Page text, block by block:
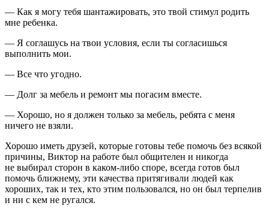
— Как я могу тебя шантажировать, это твой стимул родить
мне ребенка.
— Я соглашусь на твои условия, если ты согласишься
выполнить мои.
— Все что угодно.
— Долг за мебель и ремонт мы погасим вместе.
— Хорошо, но я должен только за мебель, ребята с меня
ничего не взяли.
Хорошо иметь друзей, которые готовы тебе помочь без всякой
причины, Виктор на работе был общителен и никогда
не выбирал сторон в каком-либо споре, всегда готов был
помочь ближнему, эти качества притягивали людей как
хороших, так и тех, кто этим пользовался, но он был терпелив
и ни с кем не ругался.